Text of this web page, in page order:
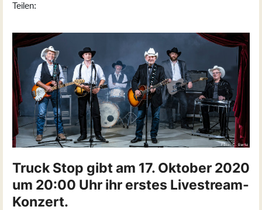
Teilen:
Truck Stop gibt am 17. Oktober 2020
um 20:00 Uhr ihr erstes Livestream-
Konzert.